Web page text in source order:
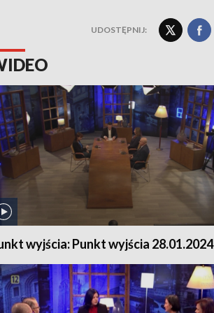
UDOSTĘPNIJ:
wyjścia: Punkt wyjścia 28.01.2024